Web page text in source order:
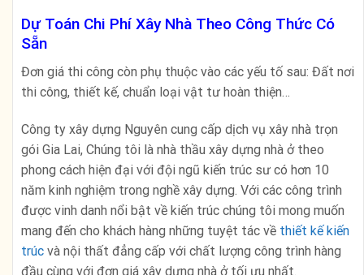
Dự Toán Chi Phí Xây Nhà Theo Công Thức Có
Sẵn
Đơn giá thi công còn phụ thuộc vào các yếu tố sau: Đất nơi
thi công, thiết kế, chuẩn loại vật tư hoàn thiện…
Công ty xây dựng Nguyên cung cấp dịch vụ xây nhà trọn
gói Gia Lai, Chúng tôi là nhà thầu xây dựng nhà ở theo
phong cách hiện đại với đội ngũ kiến trúc sư có hơn 10
năm kinh nghiệm trong nghề xây dựng. Với các công trình
được vinh danh nổi bật về kiến trúc chúng tôi mong muốn
mang đến cho khách hàng những tuyệt tác về thiết kế kiến
trúc và nội thất đẳng cấp với chất lượng công trình hàng
đầu cùng với đơn giá xây dựng nhà ở tối ưu nhất.